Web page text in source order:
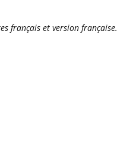
français et version française.